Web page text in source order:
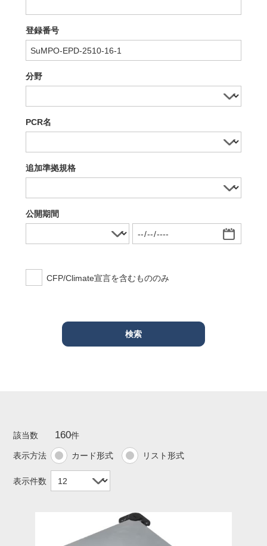
登録番号
分野
PCR名
追加準拠規格
公開期間
CFP/Climate宣言を含むもののみ
該当数 160件
表示方法 カード形式 リスト形式
表示件数